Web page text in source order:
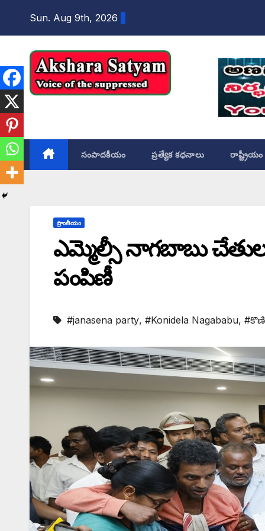
Sun. Aug 9th, 2026
సంపాదకీయం ప్రత్యేక కధనాలు రాష్ట్రీయం
ప్రాంతీయం
ఎమ్మెల్సీ నాగబాబు చేతుల
పంపిణీ
#janasena party, #Konidela Nagababu,